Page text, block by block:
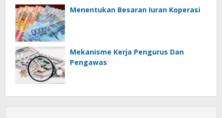
Menentukan Besaran Iuran Koperasi
Mekanisme Kerja Pengurus Dan
Pengawas